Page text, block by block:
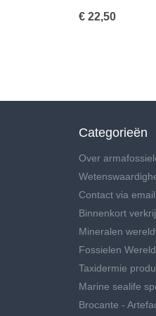
€ 22,50
Categorieën
Over
Contact via email .
Binnenkort
Mineralen
Fossielen
Taxidermie
Marine sealife
Brocante -